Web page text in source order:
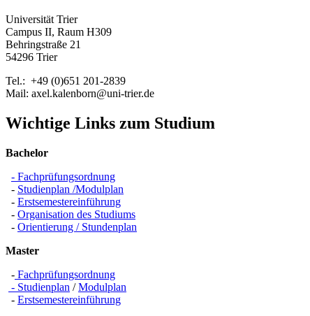
Universität Trier
Campus II, Raum H309
Behringstraße 21
54296 Trier
Tel.: +49 (0)651 201-2839
Mail: axel.kalenborn@uni-trier.de
Wichtige Links zum Studium
Bachelor
- Fachprüfungsordnung
- Studienplan /Modulplan
- Erstsemestereinführung
- Organisation des Studiums
- Orientierung / Stundenplan
Master
- Fachprüfungsordnung
- Studienplan /Modulplan
- Erstsemestereinführung